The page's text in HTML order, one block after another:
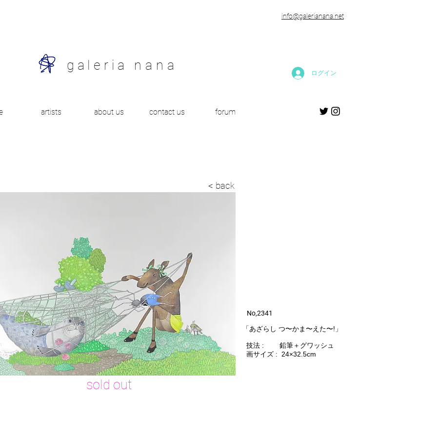
​info@galerianana.net
galeria nana
artists about us contact us forum
ログイン
< back
​ No,234​1
​「あざらし つ〜かま〜えた〜!」
技法 : 鉛筆＋グワッシュ
画サイズ : 24×32.5cm
​sold out